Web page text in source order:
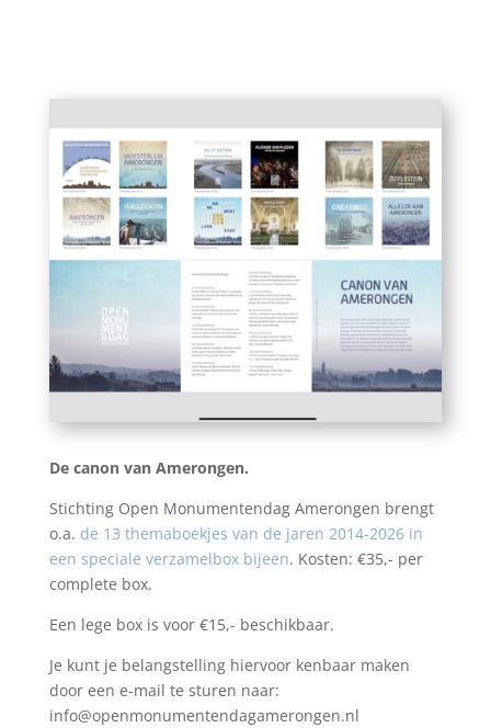
De canon van Amerongen.
Stichting Open Monumentendag Amerongen brengt
o.a. de 13 themaboekjes van de jaren 2014-2026 in
een speciale verzamelbox bijeen. Kosten: €35,- per
complete box.
Een lege box is voor €15,- beschikbaar.
Je kunt je belangstelling hiervoor kenbaar maken
door een e-mail te sturen naar:
info@openmonumentendagamerongen.nl